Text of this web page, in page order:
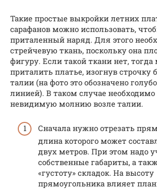
Такие простые выкройки летних
сарафанов можно использовать,
приталенный наряд. Для этого
стрейчевую ткань, поскольку она
фигуру. Если такой ткани нет,
приталить платье, изогнув строчку
талии (на фото это обозначено
линией). В таком случае
невидимую молнию возле талии.
Сначала нужно отрезать
длина которого может
двух метров. При этом надо
собственные габариты, а
«густоту» складок. На высоту
прямоугольника влияет